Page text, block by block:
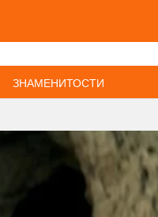
ЗНАМЕНИТОСТИ